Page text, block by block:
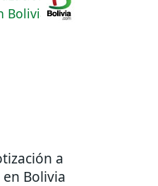
a
Bolivia